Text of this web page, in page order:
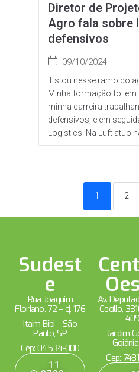
Diretor de
Agro fala sobre
defensivos
09/10/2024
Estou nesse ramo do
Minha formação foi em
minha carreira
defensivos, e em
Logistics. Na Luft atuo
1 2
Sudest
e
Rua Joaquim
Floriano, 72 – cj. 176
Itaim Bibi – São
Paulo, SP
Cep: 04534-000
11
Av.
Cecílio,
409
Jardim
Cep: